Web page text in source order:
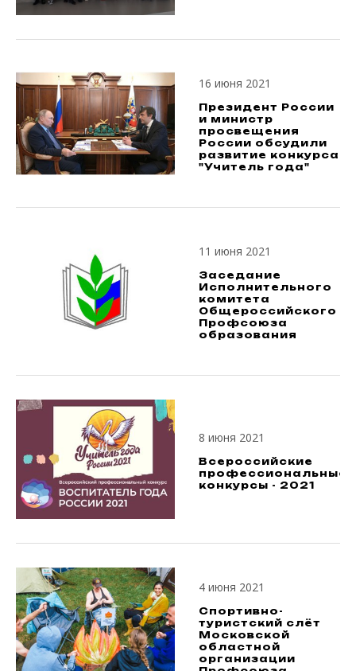
16 июня 2021
Президент России
и министр
просвещения
России обсудили
развитие конкурса
"Учитель года"
11 июня 2021
Заседание
Исполнительного
комитета
Общероссийского
Профсоюза
образования
8 июня 2021
Всероссийские
профессиональные
конкурсы - 2021
4 июня 2021
Спортивно-
туристский слёт
Московской
областной
организации